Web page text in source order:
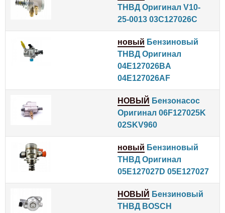
ТНВД Оригинал V10-
25-0013 03C127026C
новый Бензиновый
ТНВД Оригинал
04E127026BA
04E127026AF
НОВЫЙ Бензонасос
Оригинал 06F127025K
02SKV960
новый Бензиновый
ТНВД Оригинал
05E127027D 05E127027
НОВЫЙ Бензиновый
ТНВД BOSCH